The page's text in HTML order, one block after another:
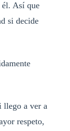
Así que
si decide
llego a ver a
respeto,